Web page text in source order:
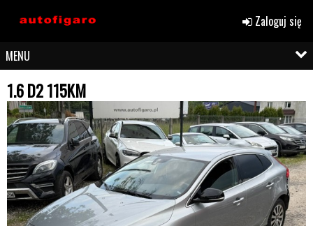
Zaloguj się
MENU
1.6 D2 115KM